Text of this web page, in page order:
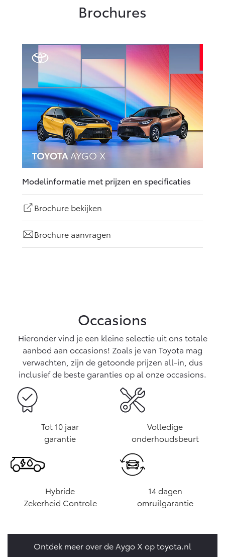
Brochures
Modelinformatie met prijzen en specificaties
Brochure bekijken
Brochure aanvragen
Occasions
Hieronder vind je een kleine selectie uit ons totale
aanbod aan occasions! Zoals je van Toyota mag
verwachten, zijn de getoonde prijzen all-in, dus
inclusief de beste garanties op al onze occasions.
Tot 10 jaar
garantie
Volledige
onderhoudsbeurt
Hybride
Zekerheid Controle
14 dagen
omruilgarantie
Ontdek meer over de Aygo X op toyota.nl